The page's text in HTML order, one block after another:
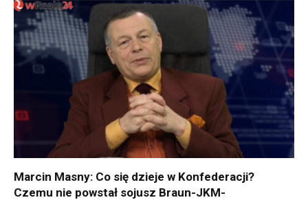
Marcin Masny: Co się dzieje w Konfederacji?
Czemu nie powstał sojusz Braun-JKM-